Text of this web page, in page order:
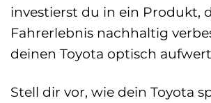
investierst du in ein Produkt,
Fahrerlebnis nachhaltig
deinen Toyota optisch
Stell dir vor, wie dein Toyota